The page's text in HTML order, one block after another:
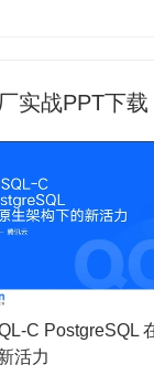
实战PPT下载
C PostgreSQL
活力